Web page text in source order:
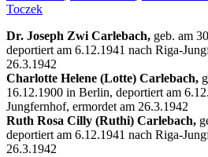
Toczek
Dr. Joseph Zwi Carlebach, geb. am
deportiert am 6.12.1941 nach Riga-
26.3.1942
Charlotte Helene (Lotte) Carlebach,
16.12.1900 in Berlin, deportiert am
Jungfernhof, ermordet am 26.3.1942
Ruth Rosa Cilly (Ruthi) Carlebach,
deportiert am 6.12.1941 nach Riga-
26.3.1942